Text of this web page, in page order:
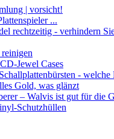
| vorsicht!
...
rechtzeitig - verhindern
Jewel Cases
-
Gold, was glänzt
– Walvis ist gut für die
Schutzhüllen